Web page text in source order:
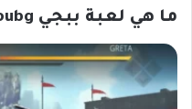
ما هي لعبة ببجي pubg ؟